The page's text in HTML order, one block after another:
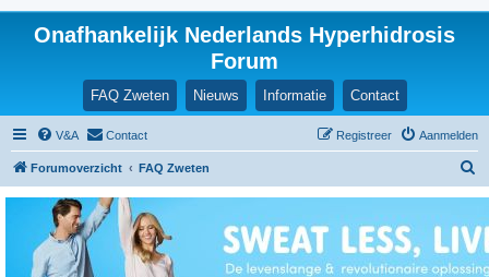
Onafhankelijk Nederlands Hyperhidrosis
Forum
FAQ Zweten Nieuws Informatie Contact
V&A Contact Aanmelden
Registreer
Forumoverzicht FAQ Zweten
k